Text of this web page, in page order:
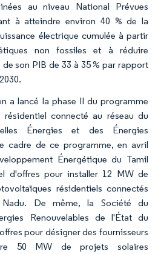
au niveau National Prévues
à atteindre environ 40 % de la
électrique cumulée à partir
non fossiles et à réduire
son PIB de 33 à 35 % par rapport
a lancé la phase II du programme
connecté au réseau du
Énergies et des Énergies
cadre de ce programme, en avril
Énergétique du Tamil
d'offres pour installer 12 MW de
résidentiels connectés
De même, la Société du
Renouvelables de l'État du
pour désigner des fournisseurs
50 MW de projets solaires